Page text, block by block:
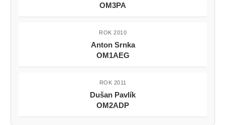
OM3PA
ROK 2010
Anton Srnka
OM1AEG
ROK 2011
Dušan Pavlík
OM2ADP